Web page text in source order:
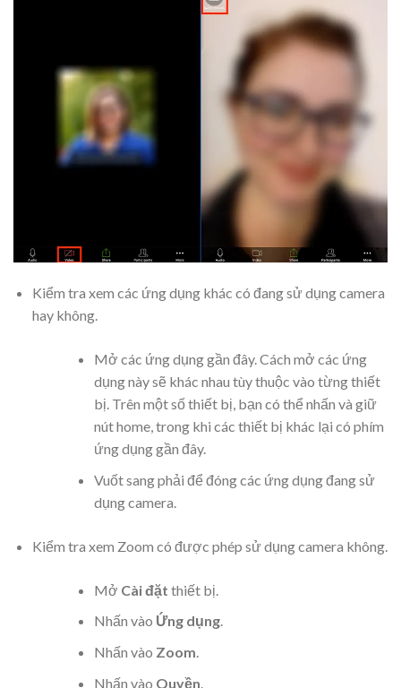
Kiểm tra xem các ứng dụng khác có đang sử dụng camera
hay không.
Mở các ứng dụng gần đây. Cách mở các ứng
dụng này sẽ khác nhau tùy thuộc vào từng thiết
bị. Trên một số thiết bị, bạn có thể nhấn và giữ
nút home, trong khi các thiết bị khác lại có phím
ứng dụng gần đây.
Vuốt sang phải để đóng các ứng dụng đang sử
dụng camera.
Kiểm tra xem Zoom có được phép sử dụng camera không.
Mở Cài đặt thiết bị.
Nhấn vào Ứng dụng.
Nhấn vào Zoom.
Nhấn vào Quyền